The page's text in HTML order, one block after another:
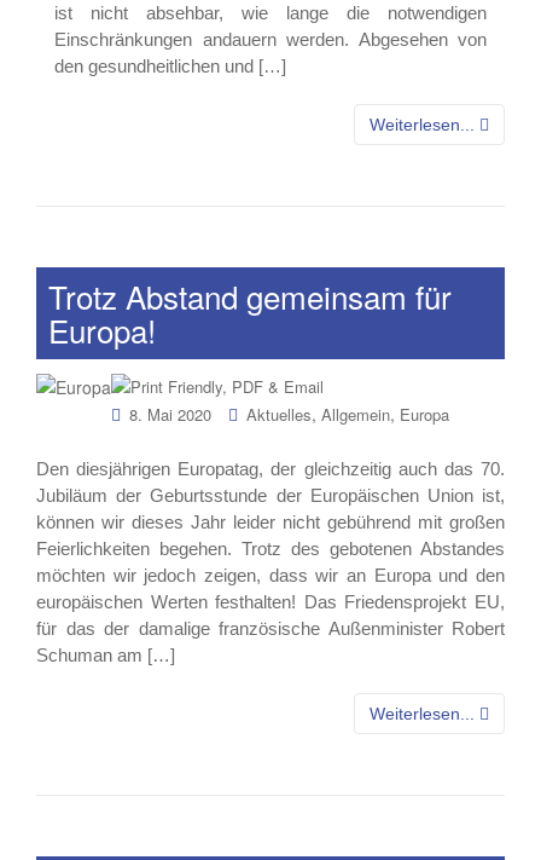
ist nicht absehbar, wie lange die notwendigen
Einschränkungen andauern werden. Abgesehen von
den gesundheitlichen und […]
Weiterlesen...
Trotz Abstand gemeinsam für
Europa!
8. Mai 2020 Aktuelles, Allgemein, Europa
Den diesjährigen Europatag, der gleichzeitig auch das 70.
Jubiläum der Geburtsstunde der Europäischen Union ist,
können wir dieses Jahr leider nicht gebührend mit großen
Feierlichkeiten begehen. Trotz des gebotenen Abstandes
möchten wir jedoch zeigen, dass wir an Europa und den
europäischen Werten festhalten! Das Friedensprojekt EU,
für das der damalige französische Außenminister Robert
Schuman am […]
Weiterlesen...